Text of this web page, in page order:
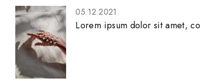
05.12.2021
Lorem ipsum dolor sit amet, co